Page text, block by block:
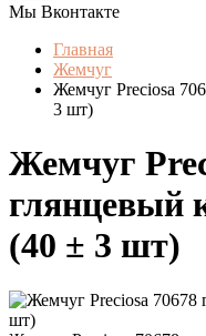
Мы Вконтакте
Главная
Жемчуг
Жемчуг Preciosa
3 шт)
Жемчуг
глянцевый
(40 ± 3 шт)